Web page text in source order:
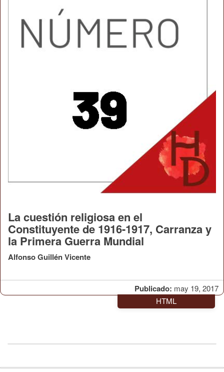
Publicado: may 19, 2017
La cuestión religiosa en el
Constituyente de 1916-1917, Carranza y
la Primera Guerra Mundial
Alfonso Guillén Vicente
HTML